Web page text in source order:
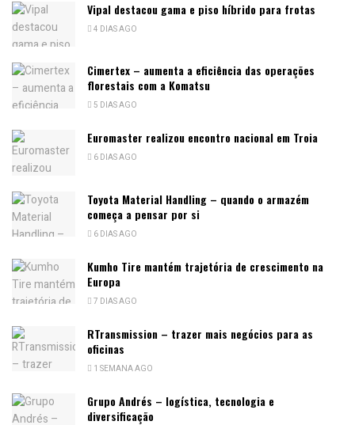
Vipal destacou gama e piso híbrido para frotas
4 DIAS AGO
Cimertex – aumenta a eficiência das operações
florestais com a Komatsu
5 DIAS AGO
Euromaster realizou encontro nacional em Troia
6 DIAS AGO
Toyota Material Handling – quando o armazém
começa a pensar por si
6 DIAS AGO
Kumho Tire mantém trajetória de crescimento na
Europa
7 DIAS AGO
RTransmission – trazer mais negócios para as
oficinas
1 SEMANA AGO
Grupo Andrés – logística, tecnologia e
diversificação